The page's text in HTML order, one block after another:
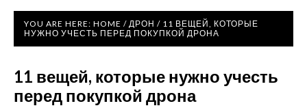
YOU ARE HERE: HOME / ДРОН / 11 ВЕЩЕЙ, КОТОРЫЕ
НУЖНО УЧЕСТЬ ПЕРЕД ПОКУПКОЙ ДРОНА
11 вещей, которые нужно учесть
перед покупкой дрона